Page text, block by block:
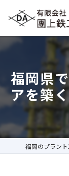
福岡県
アを築